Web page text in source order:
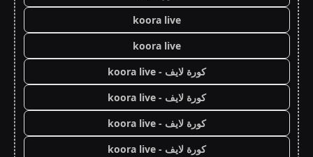
koora live
koora live
كورة لايف - koora live
كورة لايف - koora live
كورة لايف - koora live
كورة لايف - koora live